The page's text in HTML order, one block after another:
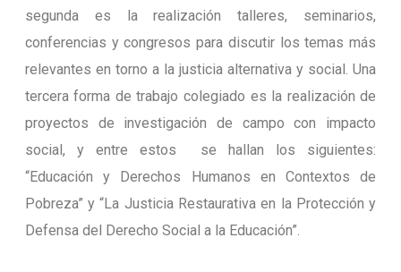
segunda es la realización talleres, seminarios,
conferencias y congresos para discutir los temas más
relevantes en torno a la justicia alternativa y social. Una
tercera forma de trabajo colegiado es la realización de
proyectos de investigación de campo con impacto
social, y entre estos se hallan los siguientes:
“Educación y Derechos Humanos en Contextos de
Pobreza” y “La Justicia Restaurativa en la Protección y
Defensa del Derecho Social a la Educación”.